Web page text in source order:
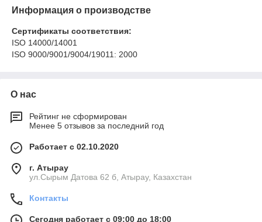
Информация о производстве
Сертификаты соответствия:
ISO 14000/14001
ISO 9000/9001/9004/19011: 2000
О нас
Рейтинг не сформирован
Менее 5 отзывов за последний год
Работает с 02.10.2020
г. Атырау
ул.Сырым Датова 62 б, Атырау, Казахстан
Контакты
Сегодня работает с 09:00 до 18:00